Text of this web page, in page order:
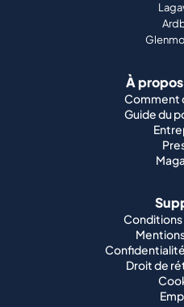
À
Comment
Guide du
Droit de